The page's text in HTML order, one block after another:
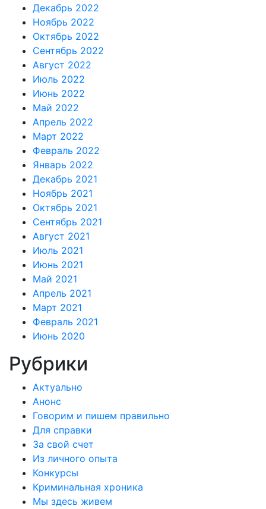
Декабрь 2022
Ноябрь 2022
Октябрь 2022
Сентябрь 2022
Август 2022
Июль 2022
Июнь 2022
Май 2022
Апрель 2022
Март 2022
Февраль 2022
Январь 2022
Декабрь 2021
Ноябрь 2021
Октябрь 2021
Сентябрь 2021
Август 2021
Июль 2021
Июнь 2021
Май 2021
Апрель 2021
Март 2021
Февраль 2021
Июнь 2020
Рубрики
Актуально
Анонс
Говорим и пишем правильно
Для справки
За свой счет
Из личного опыта
Конкурсы
Криминальная хроника
Мы здесь живем